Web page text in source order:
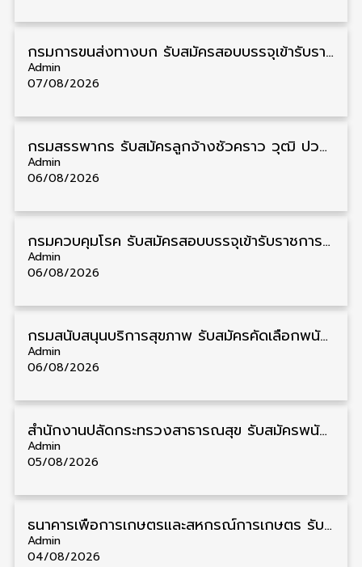
กรมการขนส่งทางบก รับสมัครสอบบรรจุเข้ารับราชการ วุฒิ ปวส. 24 อัตรา รับสมัคร 18 สิงหาคม – 7 กันยายน
Admin
07/08/2026
กรมสรรพากร รับสมัครลูกจ้างชั่วคราว วุฒิ ปวช./ป.ตรี 138 อัตรา รับสมัคร 17 – 31 สิงหาคม
Admin
06/08/2026
กรมควบคุมโรค รับสมัครสอบบรรจุเข้ารับราชการ วุฒิ ปวส./ป.ตรี 17 อัตรา รับสมัคร 17 สิงหาคม – 4 กันยายน
Admin
06/08/2026
กรมสนับสนุนบริการสุขภาพ รับสมัครคัดเลือกพนักงานราชการ วุฒิ ปวส./ป.ตรี 13 อัตรา รับสมัคร 11 – 20 สิงหาคม
Admin
06/08/2026
สำนักงานปลัดกระทรวงสาธารณสุข รับสมัครพนักงานราชการรูปแบบพิเศษ วุฒิ ปวส./ป.ตรี 102 อัตรา รับสมัคร 17 – 28 สิงหาคม
Admin
05/08/2026
ธนาคารเพื่อการเกษตรและสหกรณ์การเกษตร รับสมัครบุคคลเพื่อเป็นผู้ช่วยพนักงาน วุฒิ ป.ตรี 5 อัตรา รับสมัคร 4 – 14 สิงหาคม
Admin
04/08/2026